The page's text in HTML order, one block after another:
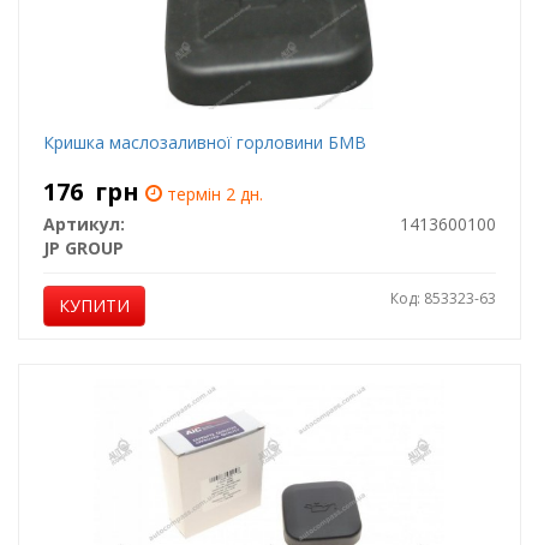
Кришка маслозаливної горловини БМВ
176 грн
термін 2 дн.
Артикул:
1413600100
JP GROUP
КУПИТИ Код: 853323-63